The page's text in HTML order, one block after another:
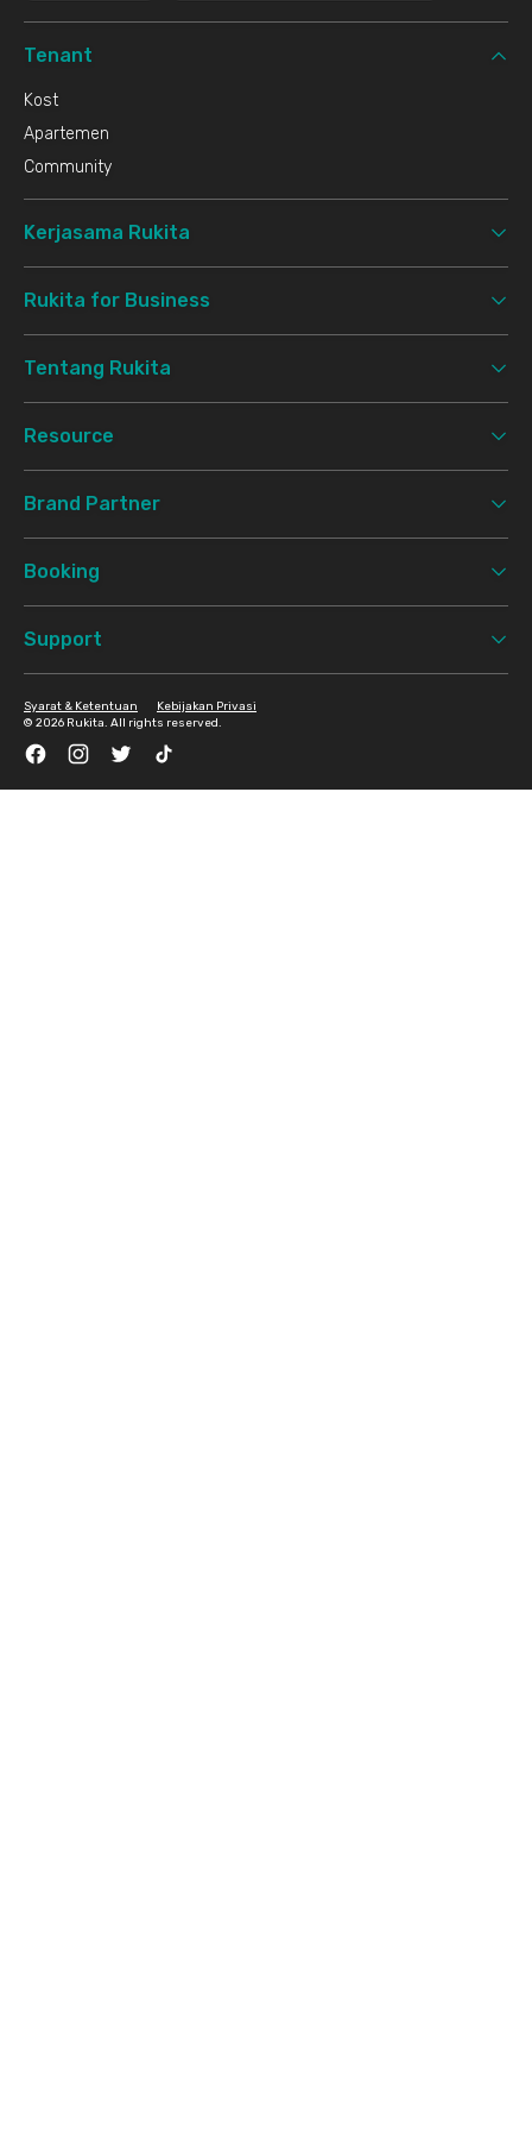
Tenant
Kost
Apartemen
Community
Kerjasama Rukita
Rukita for Business
Tentang Rukita
Resource
Brand Partner
Booking
Support
© 2026 Rukita. All rights reserved.
Syarat & Ketentuan Kebijakan Privasi
FacebookInstagramTwitter TikTok